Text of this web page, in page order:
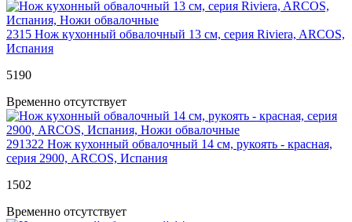
2315 Нож кухонный обвалочный 13 см, серия Riviera, ARCOS,
Испания
5190
Временно отсутствует
291322 Нож кухонный обвалочный 14 см, рукоять - красная,
серия 2900, ARCOS, Испания
1 502
Временно отсутствует